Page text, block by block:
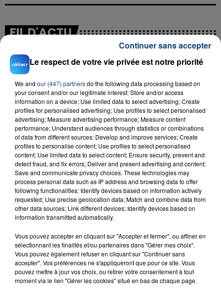
FIL D'ACTU
23 juillet 2026
INCENDIE MORTEL À LENS : UNE FEMME ET
SON BÉBÉ ENTRE LA VIE ET LA...
Un homme s'est immolé par le feu après avoir
aspergé sa compagne et leur bébé de trois mois
d'un liquide inflammable.
20 juillet 2026
UNE ADOLESCENTE DEVANT SE FAIRE
OPÉRER DE LA CHEVILLE RESSORT DE LA...
La famille a porté plainte contre la clinique qui a
Le respect de votre vie privée est notre priorité
We and our (447) partnersdo the following data processing based on
your consent and/or our legitimate interest: Store and/or access
information on a device; Use limited data to select advertising; Create
profiles for personalised advertising; Use profiles to select personalised
advertising; Measure advertising performance; Measure content
performance; Understand audiences through statistics or combinations
of data from different sources; Develop and improve services; Create
profiles to personalise content; Use profiles to select personalised
content; Use limited data to select content; Ensure security, prevent and
detect fraud, and fix errors; Deliver and present advertising and content;
Save and communicate privacy choices. These technologies may
process personal data such as IP address and browsing data to offer
following functionalities: Identify devices based on information actively
requested; Use precise geolocation data; Match and combine data from
other data sources; Link different devices; Identify devices based on
information transmitted automatically.
Vous pouvez accepter en cliquant sur "Accepter et fermer", ou affiner en
sélectionnant les finalités et/ou partenaires dans "Gérer mes choix".
Vous pouvez également refuser en cliquant sur "Continuer sans
accepter". Vos préférences ne s'appliqueront que pour ce site. Vous
pouvez mettre à jour vos choix, ou retirer votre consentement à tout
moment via le lien "Gérer les cookies" situé en bas de chaque page.
Continuer sans accepter